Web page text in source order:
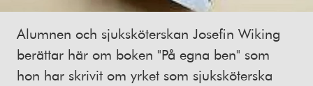
Alumnen och sjuksköterskan Josefin Wiking
berättar här om boken "På egna ben" som
hon har skrivit om yrket som sjuksköterska